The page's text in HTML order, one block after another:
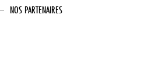
NOS PARTENAIRES